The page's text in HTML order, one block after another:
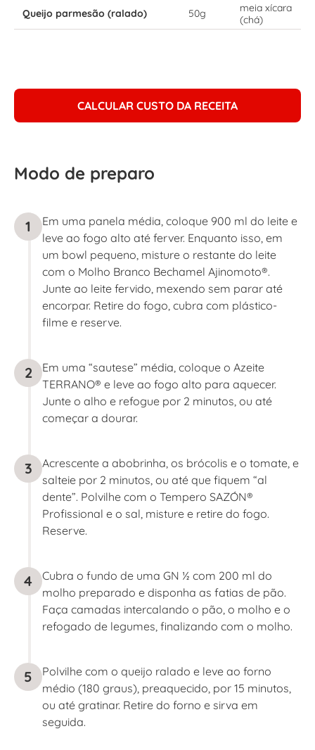
Queijo parmesão (ralado) 50g
meia xícara
(chá)
CALCULAR CUSTO DA RECEITA
Modo de preparo
1
Em uma panela média, coloque 900 ml do leite e
leve ao fogo alto até ferver. Enquanto isso, em
um bowl pequeno, misture o restante do leite
com o Molho Branco Bechamel Ajinomoto®.
Junte ao leite fervido, mexendo sem parar até
encorpar. Retire do fogo, cubra com plástico-
filme e reserve.
2
Em uma “sautese” média, coloque o Azeite
TERRANO® e leve ao fogo alto para aquecer.
Junte o alho e refogue por 2 minutos, ou até
começar a dourar.
3
Acrescente a abobrinha, os brócolis e o tomate, e
salteie por 2 minutos, ou até que fiquem “al
dente”. Polvilhe com o Tempero SAZÓN®
Profissional e o sal, misture e retire do fogo.
Reserve.
4
Cubra o fundo de uma GN ½ com 200 ml do
molho preparado e disponha as fatias de pão.
Faça camadas intercalando o pão, o molho e o
refogado de legumes, finalizando com o molho.
5
Polvilhe com o queijo ralado e leve ao forno
médio (180 graus), preaquecido, por 15 minutos,
ou até gratinar. Retire do forno e sirva em
seguida.